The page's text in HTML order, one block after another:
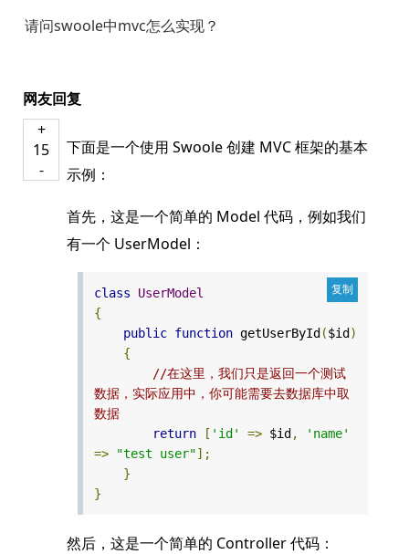
请问swoole中mvc怎么实现？
网友回复
+
15
-
下面是一个使用 Swoole 创建 MVC 框架的基本
示例：
首先，这是一个简单的 Model 代码，例如我们
有一个 UserModel：
class
UserModel
{
public functiongetUserById ($id )
{
//在这里，我们只是返回一个测试
数据，实际应用中，你可能需要去数据库中取
数据
return
[ 'id' =>$id ,
'name'
=>
"test user"];
}
}
然后，这是一个简单的 Controller 代码：